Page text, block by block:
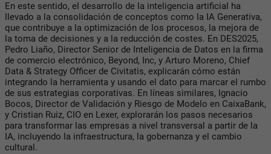
En este sentido, el desarrollo de la inteligencia artificial ha
llevado a la consolidación de conceptos como la IA Generativa,
que contribuye a la optimización de los procesos, la mejora de
la toma de decisiones y a la reducción de costes. En DES2025,
Pedro Liaño, Director Senior de Inteligencia de Datos en la firma
de comercio electrónico, Beyond, Inc, y Arturo Moreno, Chief
Data & Strategy Officer de Civitatis, explicarán cómo están
integrando la herramienta y usando el dato para marcar el rumbo
de sus estrategias corporativas. En líneas similares, Ignacio
Bocos, Director de Validación y Riesgo de Modelo en CaixaBank,
y Cristian Ruiz, CIO en Lexer, explorarán los pasos necesarios
para transformar las empresas a nivel transversal a partir de la
IA, incluyendo la infraestructura, la gobernanza y el cambio
cultural.